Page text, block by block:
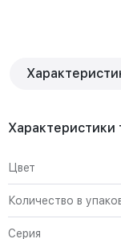
Характеристики
Цвет
Количество в
Серия